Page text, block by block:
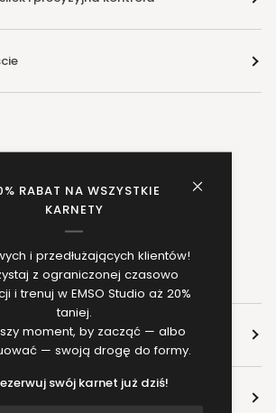
TRENINGU
W
ESMO.STUDIO
i poprawa napięcia mięśni.
i cellulitu.
RABAT NA WSZYSTKIE
KARNETY
i przedłużających klientów!
z ograniczonej czasowo
i trenuj w EMSO Studio aż 20%
taniej.
moment, by zacząć — albo
— swoją drogę do formy.
swój karnet już dziś!